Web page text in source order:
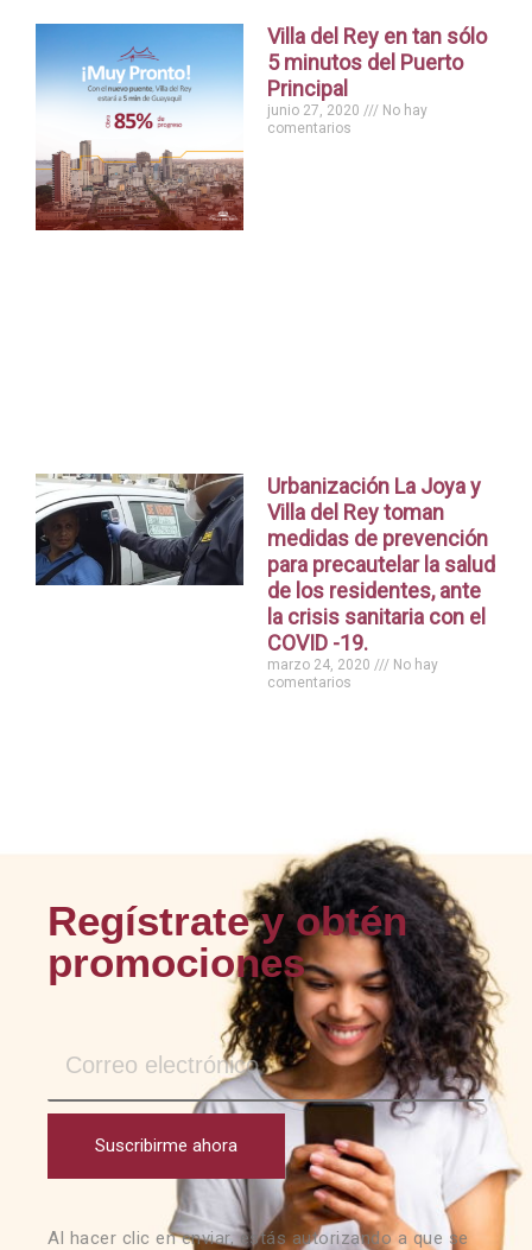
Villa del Rey en tan sólo
5 minutos del Puerto
Principal
junio 27, 2020
No hay
comentarios
Urbanización La Joya y
Villa del Rey toman
medidas de prevención
para precautelar la salud
de los residentes, ante
la crisis sanitaria con el
COVID -19.
marzo 24, 2020
No hay
comentarios
Regístrate y obtén
promociones
Suscribirme ahora
Al hacer clic en enviar, estás autorizando a que se